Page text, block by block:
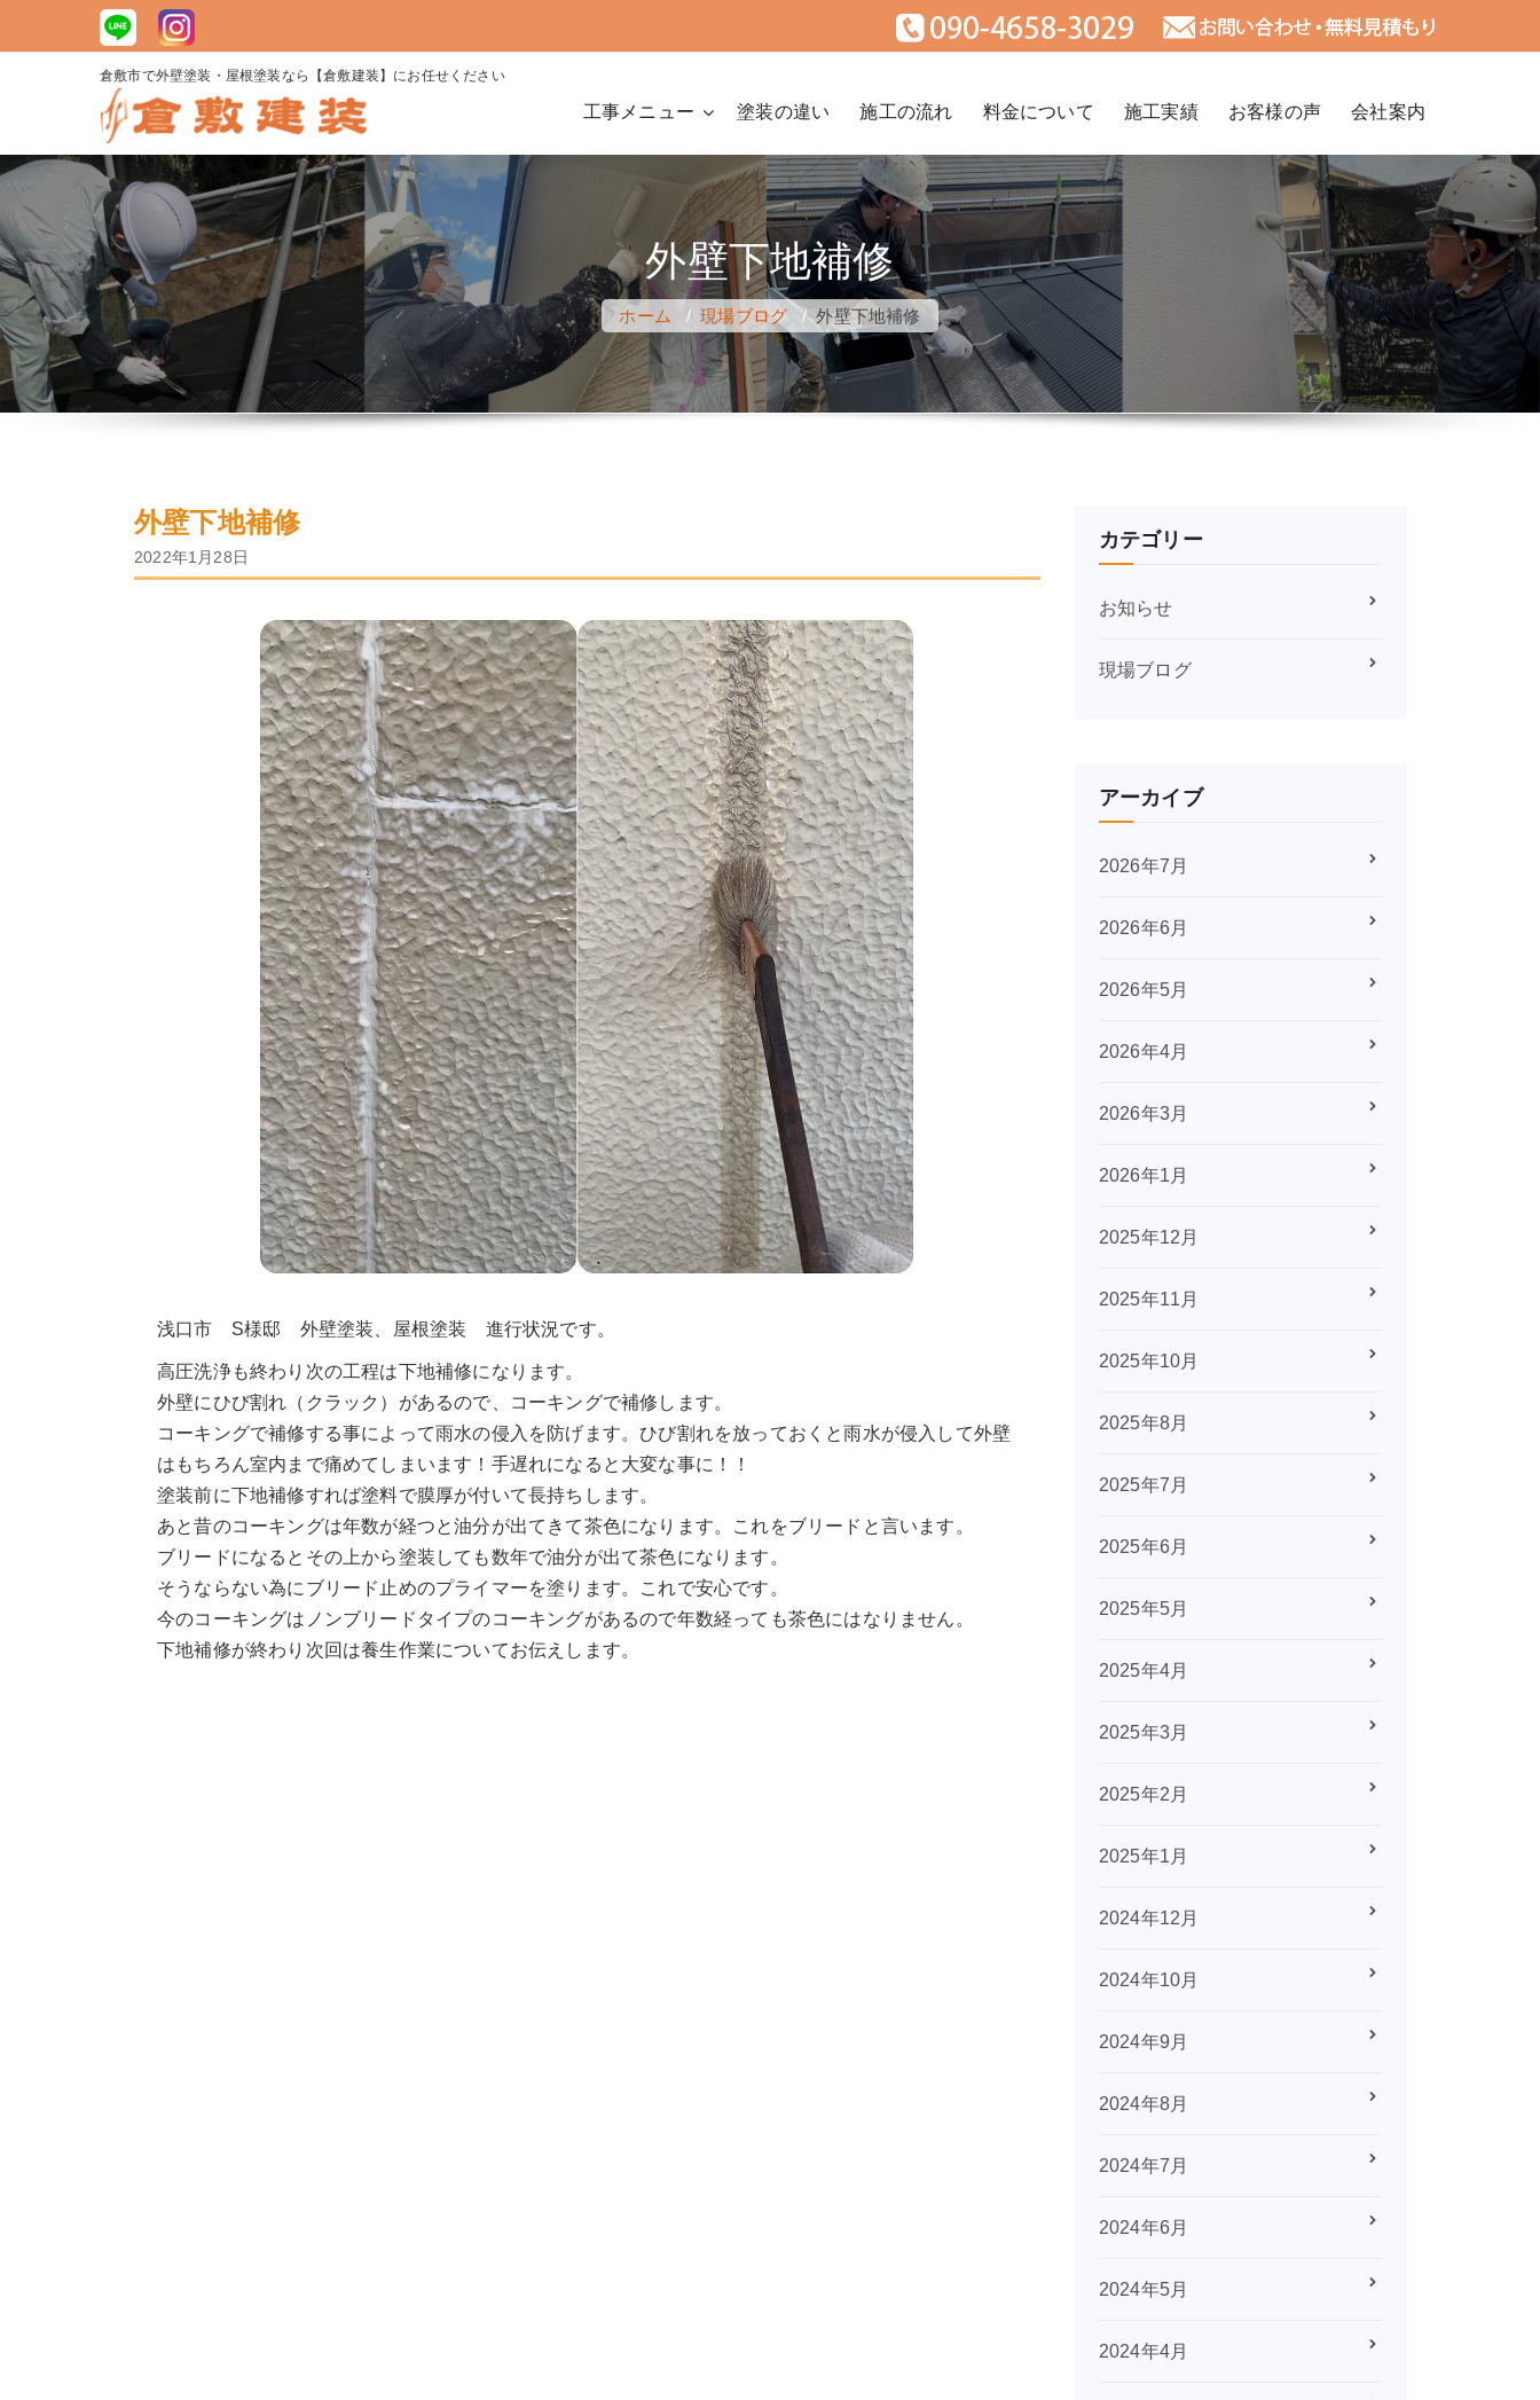
へ
キ
ッ
プ
倉敷市で外壁塗装・屋根塗装なら【倉敷建装】にお任せください
工事メニュー 塗装の違い 施工の流れ 料金について 施工実績 お客様の声 会社案内
外壁下地補修
ホーム /現場ブログ/外壁下地補修
外壁下地補修
2022年1月28日
浅口市 S様邸 外壁塗装、屋根塗装 進行状況です。
高圧洗浄も終わり次の工程は下地補修になります。
外壁にひび割れ（クラック）があるので、コーキングで補修します。
コーキングで補修する事によって雨水の侵入を防げます。ひび割れを放っておくと雨水が侵入して外壁
はもちろん室内まで痛めてしまいます！手遅れになると大変な事に！！
塗装前に下地補修すれば塗料で膜厚が付いて長持ちします。
あと昔のコーキングは年数が経つと油分が出てきて茶色になります。これをブリードと言います。
ブリードになるとその上から塗装しても数年で油分が出て茶色になります。
そうならない為にブリード止めのプライマーを塗ります。これで安心です。
今のコーキングはノンブリードタイプのコーキングがあるので年数経っても茶色にはなりません。
下地補修が終わり次回は養生作業についてお伝えします。
カテゴリー
お知らせ
現場ブログ
アーカイブ
2026年7月
2026年6月
2026年5月
2026年4月
2026年3月
2026年1月
2025年12月
2025年11月
2025年10月
2025年8月
2025年7月
2025年6月
2025年5月
2025年4月
2025年3月
2025年2月
2025年1月
2024年12月
2024年10月
2024年9月
2024年8月
2024年7月
2024年6月
2024年5月
2024年4月